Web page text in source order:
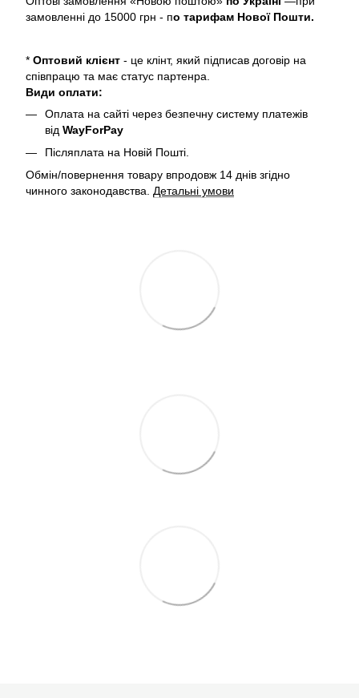
замовленні до 15000 грн - по тарифам Нової Пошти.
* Оптовий клієнт - це клінт, який підписав договір на
співпрацю та має статус партенра.
Види оплати:
Оплата на сайті через безпечну систему платежів
від WayForPay
Післяплата на Новій Пошті.
Обмін/повернення товару впродовж 14 днів згідно
чинного законодавства. Детальні умови